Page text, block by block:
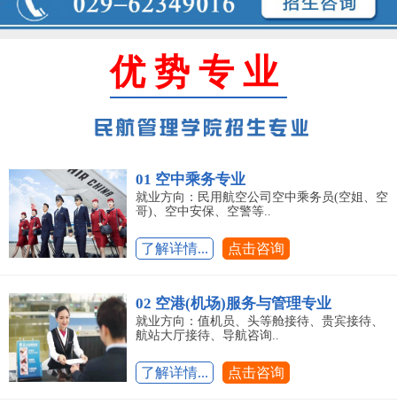
优势专业
01 空中乘务专业
就业方向：民用航空公司空中乘务员(空姐、空
哥)、空中安保、空警等..
了解详情... 点击咨询
02 空港(机场)服务与管理专业
就业方向：值机员、头等舱接待、贵宾接待、
航站大厅接待、导航咨询..
了解详情... 点击咨询